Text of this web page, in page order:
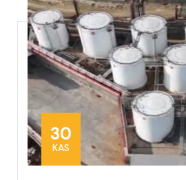
30
KAS